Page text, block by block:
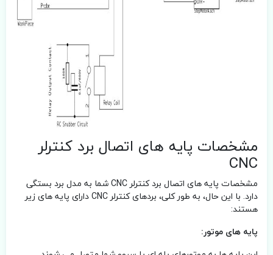
مشخصات پایه های اتصال برد کنترلر
CNC
مشخصات پایه های اتصال برد کنترلر CNC شما به مدل برد بستگی
دارد. با این حال، به طور کلی، بردهای کنترلر CNC دارای پایه های زیر
هستند:
پایه های موتور: